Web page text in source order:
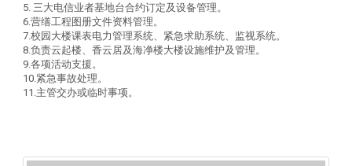
5. 三大电信业者基地台合约订定及设备管理。
6.营缮工程图册文件资料管理。
7.校园大楼课表电力管理系统、紧急求助系统、监视系统。
8.负责云起楼、香云居及海净楼大楼设施维护及管理。
9.各项活动支援。
10.紧急事故处理。
11.主管交办或临时事项。